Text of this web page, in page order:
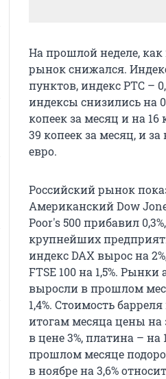
На прошлой неделе,
рынок снижался.
пунктов, индекс РТС –
индексы снизились на
копеек за месяц и на 16
39 копеек за месяц, и
евро.
Российский рынок
Американский Dow
Poor's 500 прибавил
крупнейших
индекс DAX вырос на
FTSE 100 на 1,5%.
выросли в прошлом
1,4%. Стоимость
итогам месяца цены на
в цене 3%, платина – на
прошлом месяце
в ноябре на 3,6%